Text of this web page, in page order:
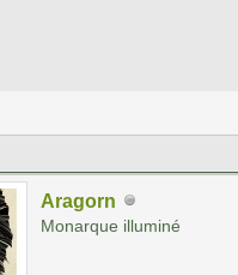
Aragorn
Monarque illuminé